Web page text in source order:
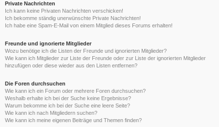
Private Nachrichten
Ich kann keine Privaten Nachrichten verschicken!
Ich bekomme ständig unerwünschte Private Nachrichten!
Ich habe eine Spam-E-Mail von einem Mitglied dieses Forums erhalten!
Freunde und ignorierte Mitglieder
Wozu benötige ich die Listen der Freunde und ignorierten Mitglieder?
Wie kann ich Mitglieder zur Liste der Freunde oder zur Liste der ignorierten Mitglieder
hinzufügen oder diese wieder aus den Listen entfernen?
Die Foren durchsuchen
Wie kann ich ein Forum oder mehrere Foren durchsuchen?
Weshalb erhalte ich bei der Suche keine Ergebnisse?
Warum bekomme ich bei der Suche eine leere Seite?
Wie kann ich nach Mitgliedern suchen?
Wie kann ich meine eigenen Beiträge und Themen finden?